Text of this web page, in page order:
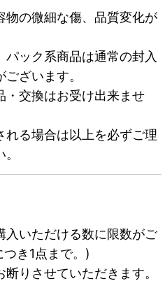
物の微細な傷、品質変化が
パック系商品は通常の封入
ざいます。
・交換はお受け出来ませ
れる場合は以上を必ずご理
入いただける数に限数がご
き1点まで。)
りさせていただきます。